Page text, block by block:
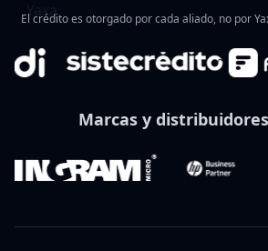
El crédito es otorgado por cada aliado, no por
Marcas y